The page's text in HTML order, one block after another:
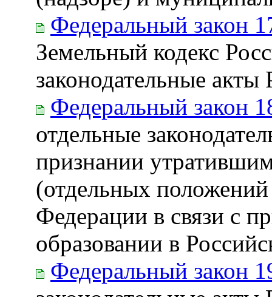
Федеральный закон
Земельный кодекс
законодательные
Федеральный закон
отдельные
признании
(отдельных положений
Федерации в связи с
образовании в
Федеральный закон